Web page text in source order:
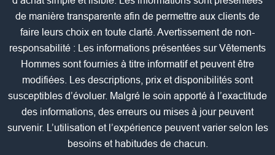
de manière transparente afin de permettre aux clients de
faire leurs choix en toute clarté. Avertissement de non-
responsabilité : Les informations présentées sur Vêtements
Hommes sont fournies à titre informatif et peuvent être
modifiées. Les descriptions, prix et disponibilités sont
susceptibles d’évoluer. Malgré le soin apporté à l’exactitude
des informations, des erreurs ou mises à jour peuvent
survenir. L’utilisation et l’expérience peuvent varier selon les
besoins et habitudes de chacun.